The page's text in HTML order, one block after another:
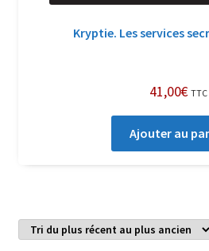
Kryptie. Les services
41,00€ TTC
Ajouter au